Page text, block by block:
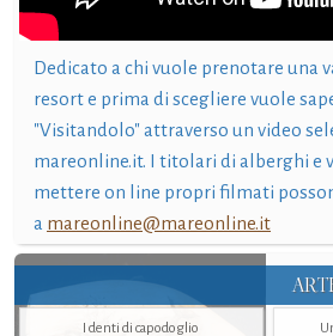
Dedicato a chi vuole prenotare una
resort e prima di scegliere vuole
"Visitandolo" attraverso un video
mareonline.it. I titolari di alberghi e
mettere on line propri filmati
a mareonline@mareonline.it
I denti di capodoglio